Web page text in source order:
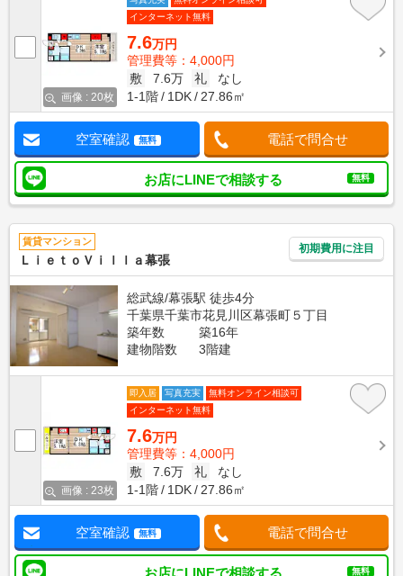
画像 : 20枚
インターネット無料
7.6万円
管理費等：4,000円
敷
7.6万 礼
なし
1-1階
1DK 27.86㎡
空室確認 無料 電話で問合せ
お店にLINEで相談する 無料
賃貸マンション
ＬｉｅｔｏＶｉｌｌａ幕張
初期費用に注目
総武線/幕張駅 徒歩4分
千葉県千葉市花見川区幕張町５丁目
築年数
築16年
建物階数
3階建
画像 : 23枚
即入居 写真充実
無料オンライン相談可
インターネット無料
7.6万円
管理費等：4,000円
敷
7.6万 礼
なし
1-1階
1DK 27.86㎡
空室確認 無料 電話で問合せ
お店にLINEで相談する 無料